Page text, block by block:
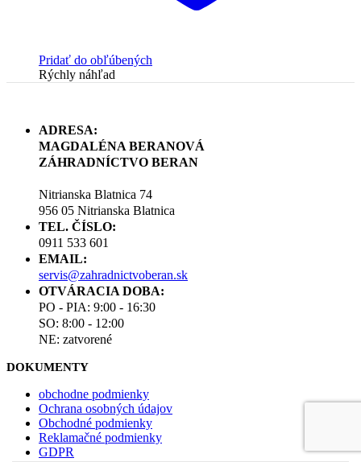
Pridať do obľúbených
Rýchly náhľad
ADRESA:
MAGDALÉNA BERANOVÁ
ZÁHRADNÍCTVO BERAN
Nitrianska Blatnica 74
956 05 Nitrianska Blatnica
TEL. ČÍSLO:
0911 533 601
EMAIL:
servis@zahradnictvoberan.sk
OTVÁRACIA DOBA:
PO - PIA: 9:00 - 16:30
SO: 8:00 - 12:00
NE: zatvorené
DOKUMENTY
obchodne podmienky
Ochrana osobných údajov
Obchodné podmienky
Reklamačné podmienky
GDPR